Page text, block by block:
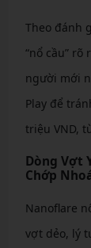
Theo đánh
“nổ cầu”
người mới
Play để
triệu VND,
Dòng Vợt
Chớp
Nanoflare
vợt dẻo, lý